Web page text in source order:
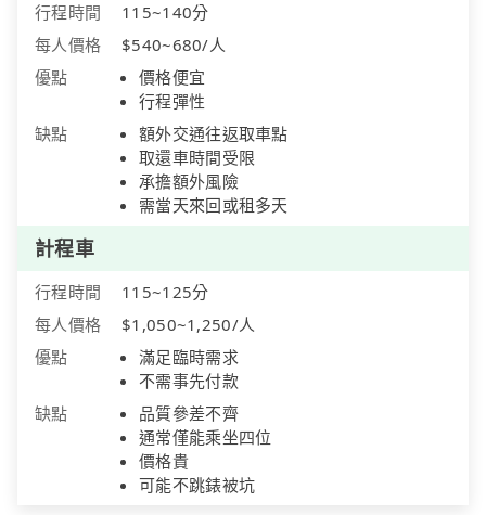
行程時間
115~140分
每人價格
$540~680/人
優點
價格便宜
行程彈性
缺點
額外交通往返取車點
取還車時間受限
承擔額外風險
需當天來回或租多天
計程車
行程時間
115~125分
每人價格
$1,050~1,250/人
優點
滿足臨時需求
不需事先付款
缺點
品質參差不齊
通常僅能乘坐四位
價格貴
可能不跳錶被坑